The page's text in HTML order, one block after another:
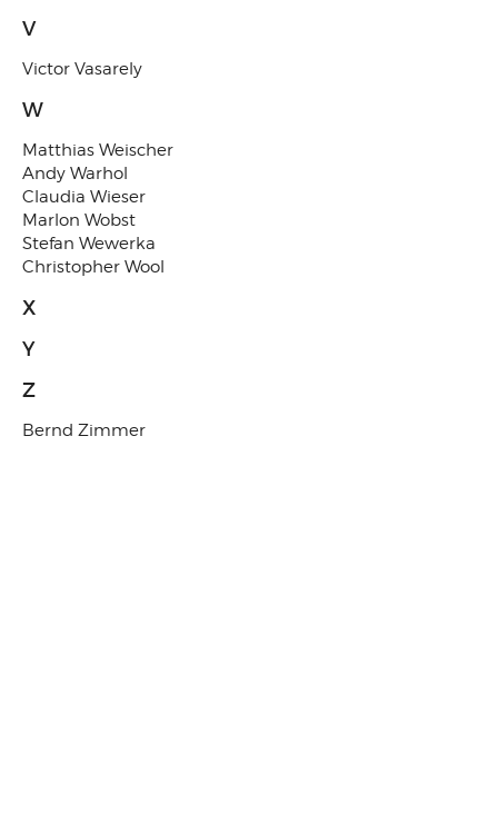
V
Victor Vasarely
W
Matthias Weischer
Andy Warhol
Claudia Wieser
Marlon Wobst
Stefan Wewerka
Christopher Wool
X
Y
Z
Bernd Zimmer